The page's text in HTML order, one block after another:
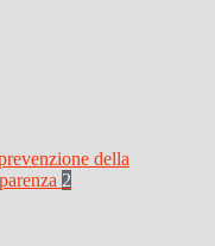
della
2